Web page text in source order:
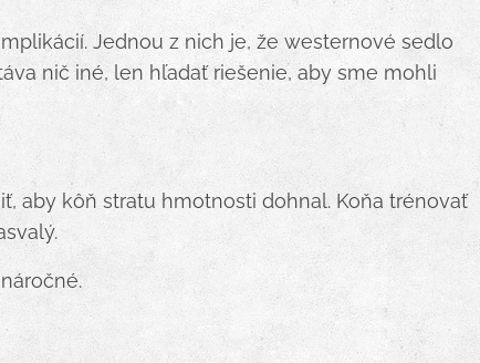
Jednou z nich je, že westernové sedlo
nič iné, len hľadať riešenie, aby sme mohli
aby kôň stratu hmotnosti dohnal. Koňa trénovať